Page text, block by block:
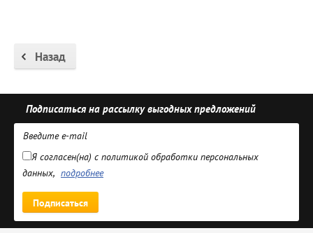
Назад
Подписаться на рассылку выгодных предложений
Я согласен(на) с политикой обработки персональных
данных, подробнее
Подписаться